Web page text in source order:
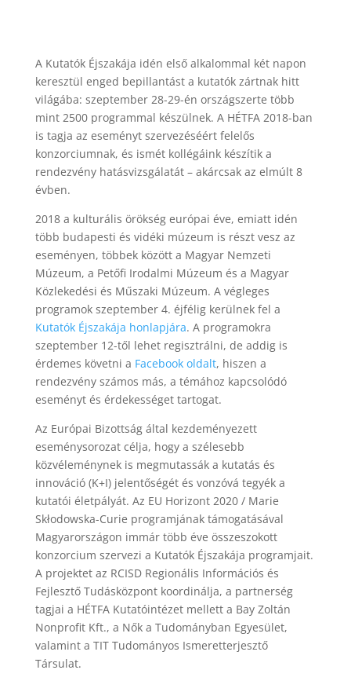
A Kutatók Éjszakája idén első alkalommal két napon
keresztül enged bepillantást a kutatók zártnak hitt
világába: szeptember 28-29-én országszerte több
mint 2500 programmal készülnek. A HÉTFA 2018-ban
is tagja az eseményt szervezéséért felelős
konzorciumnak, és ismét kollégáink készítik a
rendezvény hatásvizsgálatát – akárcsak az elmúlt 8
évben.
2018 a kulturális örökség európai éve, emiatt idén
több budapesti és vidéki múzeum is részt vesz az
eseményen, többek között a Magyar Nemzeti
Múzeum, a Petőfi Irodalmi Múzeum és a Magyar
Közlekedési és Műszaki Múzeum. A végleges
programok szeptember 4. éjfélig kerülnek fel a
Kutatók Éjszakája honlapjára. A programokra
szeptember 12-től lehet regisztrálni, de addig is
érdemes követni a Facebook oldalt, hiszen a
rendezvény számos más, a témához kapcsolódó
eseményt és érdekességet tartogat.
Az Európai Bizottság által kezdeményezett
eseménysorozat célja, hogy a szélesebb
közvéleménynek is megmutassák a kutatás és
innováció (K+I) jelentőségét és vonzóvá tegyék a
kutatói életpályát. Az EU Horizont 2020 / Marie
Skłodowska-Curie programjának támogatásával
Magyarországon immár több éve összeszokott
konzorcium szervezi a Kutatók Éjszakája programjait.
A projektet az RCISD Regionális Információs és
Fejlesztő Tudásközpont koordinálja, a partnerség
tagjai a HÉTFA Kutatóintézet mellett a Bay Zoltán
Nonprofit Kft., a Nők a Tudományban Egyesület,
valamint a TIT Tudományos Ismeretterjesztő
Társulat.